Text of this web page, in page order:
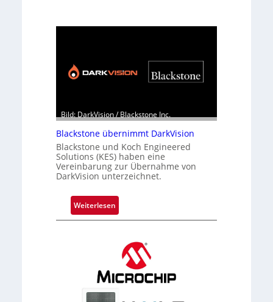
Bild: DarkVision / Blackstone Inc.
Blackstone übernimmt DarkVision
Blackstone und Koch Engineered
Solutions (KES) haben eine
Vereinbarung zur Übernahme von
DarkVision unterzeichnet.
Weiterlesen
B
s